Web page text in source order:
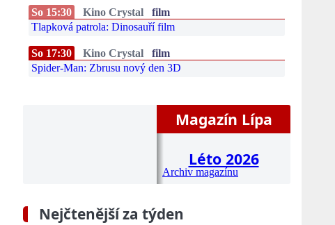
So 15:30 Kino Crystal
film
Tlapková patrola: Dinosauří film
So 17:30 Kino Crystal
film
Spider-Man: Zbrusu nový den 3D
Magazín Lípa
Léto 2026
Archiv magazínu
Nejčtenější za týden